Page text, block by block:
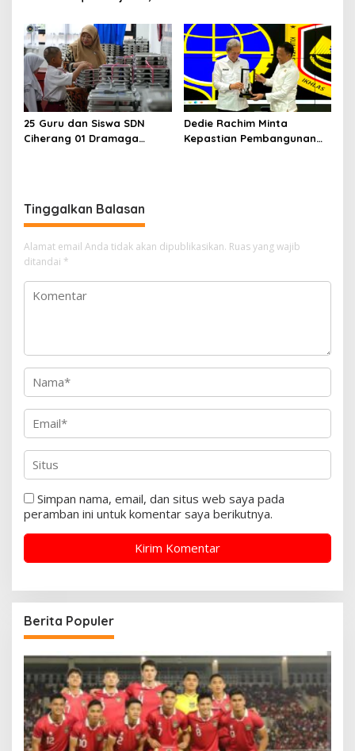
Masyarakat Kuatkan
Ikhtiar Atasi Kekeringan
Menyegarkan dan Penuh
Makna
25 Guru dan Siswa SDN
Ciherang 01 Dramaga
Dedie Rachim Minta
Kepastian Pembangunan
Tinggalkan Balasan
Alamat email Anda tidak akan dipublikasikan. Ruas yang wajib
ditandai *
Simpan nama, email, dan situs web saya pada
peramban ini untuk komentar saya berikutnya.
Berita Populer